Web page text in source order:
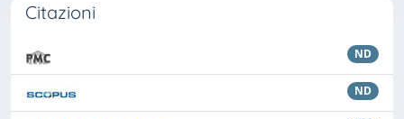
Citazioni
ND
ND